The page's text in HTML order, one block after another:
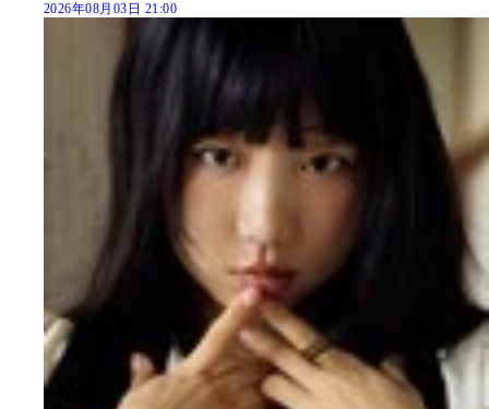
2026年08月03日 21:00